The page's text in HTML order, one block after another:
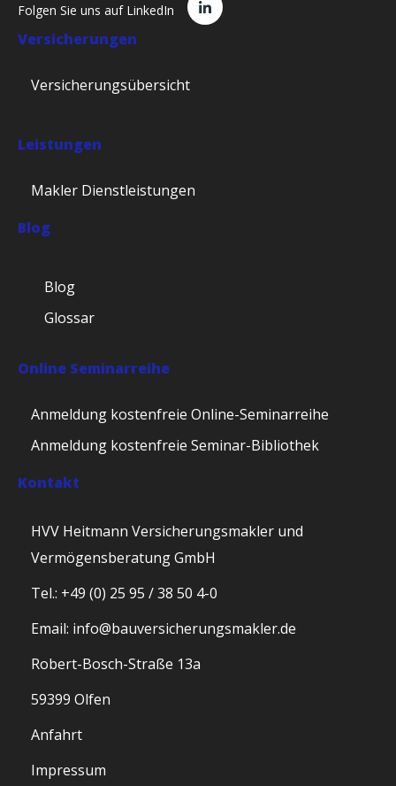
Folgen Sie uns auf LinkedIn
Versicherungen
Versicherungsübersicht
Leistungen
Makler Dienstleistungen
Blog
Blog
Glossar
Online Seminarreihe
Anmeldung kostenfreie Online-Seminarreihe
Anmeldung kostenfreie Seminar-Bibliothek
Kontakt
HVV Heitmann Versicherungsmakler und
Vermögensberatung GmbH
Tel.: +49 (0) 25 95 / 38 50 4-0
Email: info@bauversicherungsmakler.de
Robert-Bosch-Straße 13a
59399 Olfen
Anfahrt
Impressum